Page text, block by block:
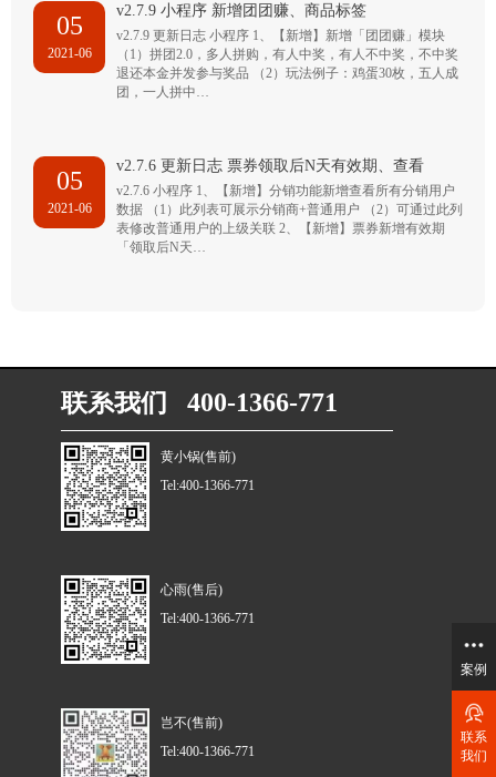
05
2021-06
v2.7.9 小程序 新增团团赚、商品标签
v2.7.9 更新日志 小程序 1、【新增】新增「团团赚」模块
（1）拼团2.0，多人拼购，有人中奖，有人不中奖，不中奖
退还本金并发参与奖品 （2）玩法例子：鸡蛋30枚，五人成
团，一人拼中…
05
2021-06
v2.7.6 更新日志 票券领取后N天有效期、查看
v2.7.6 小程序 1、【新增】分销功能新增查看所有分销用户
数据 （1）此列表可展示分销商+普通用户 （2）可通过此列
表修改普通用户的上级关联 2、【新增】票券新增有效期
「领取后N天…
联系我们 400-1366-771
黄小锅(售前)
Tel:400-1366-771
心雨(售后)
Tel:400-1366-771
岂不(售前)
Tel:400-1366-771
案例
联系
我们